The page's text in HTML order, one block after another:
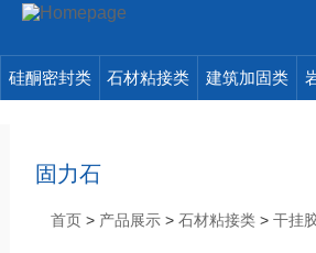
硅酮密封类 石材粘接类 建筑加固类
固力石
首页 > 产品展示 >石材粘接类 >干挂